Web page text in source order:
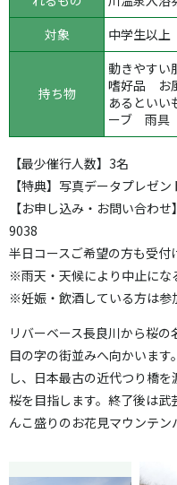
対象
中学生以上
持ち物
動きやす
嗜好品 お
あるとい
ーブ 雨具
【最少催行人数】3名
【特典】写真データプレゼン
【お申し込み・お問い合わせ】
9038
半日コースご希望の方も受付
※雨天・天候により中止にな
※妊娠・飲酒している方は参
リバーベース長良川から桜
目の字の街並みへ向かいま
し、日本最古の近代つり橋
桜を目指します。終了後は武
んこ盛りのお花見マウンテン